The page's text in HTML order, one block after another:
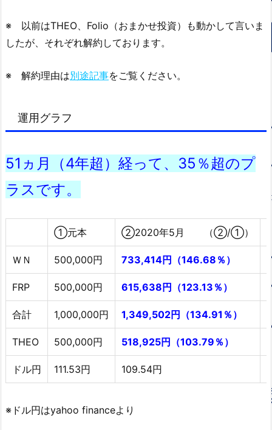
※ 以前はTHEO、Folio（おまかせ投資）も動かして言いま
したが、それぞれ解約しております。
※ 解約理由は別途記事をご覧ください。
運用グラフ
51ヵ月（4年超）経って、35％超のプ
ラスです。
①元本 ②2020年5月 （②/①）
ＷＮ 500,000円 733,414円（146.68％）
FRP 500,000円 615,638円（123.13％）
合計 1,000,000円 1,349,502円（134.91％）
THEO 500,000円 518,925円（103.79％）
ドル円 111.53円 109.54円
※ドル円はyahoo financeより